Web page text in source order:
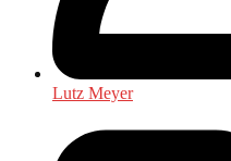
Lutz Meyer